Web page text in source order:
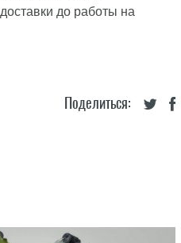
до работы на
Поделиться: